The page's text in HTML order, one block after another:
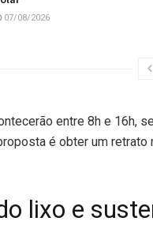
07/08/2026
entre 8h e 16h,
é obter um
lixo e